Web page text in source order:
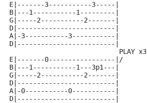
E|-------3-----------3-----|
B|---1-----------1---------|
G|-----2-----------2-------|
D|-------------------------|
A|-3-----------3-----------|
D|-------------------------|
                            PLAY x3
E|-------0-----------------|/
B|---1-----------1---3p1---|
G|-----2-----------2-------|
D|-------------------------|
A|-0-----------0-----------|
D|-------------------------|